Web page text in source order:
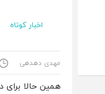
اخبار کوتاه
مهدی دهدهی
همین حالا برای